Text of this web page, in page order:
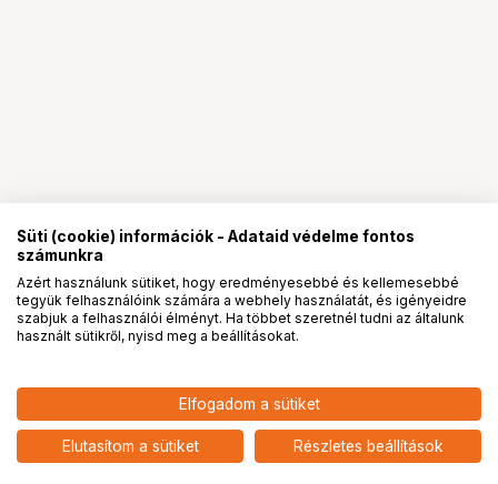
Insta360 X5 fotós markolat
(fehér)
add
PROpartnerségek
Süti (cookie) információk - Adataid védelme fontos
számunkra
Azért használunk sütiket, hogy eredményesebbé és kellemesebbé
tegyük felhasználóink számára a webhely használatát, és igényeidre
szabjuk a felhasználói élményt. Ha többet szeretnél tudni az általunk
használt sütikről, nyisd meg a beállításokat.
Elfogadom a sütiket
Elutasítom a sütiket Részletes beállítások